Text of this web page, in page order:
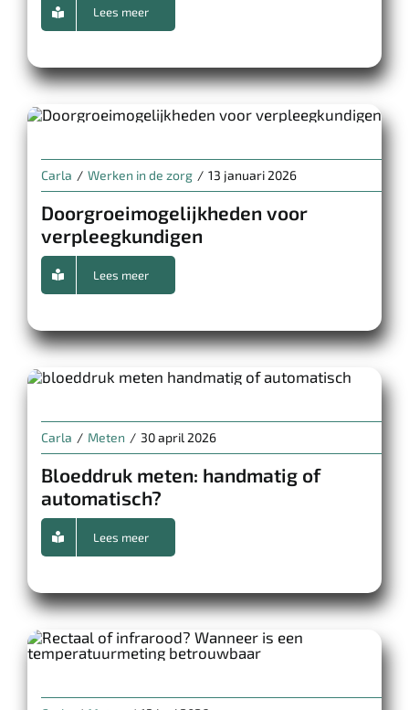
Lees meer
Carla / Werken in de zorg / 13 januari 2026
Doorgroeimogelijkheden voor
verpleegkundigen
Lees meer
Carla / Meten / 30 april 2026
Bloeddruk meten: handmatig of
automatisch?
Lees meer